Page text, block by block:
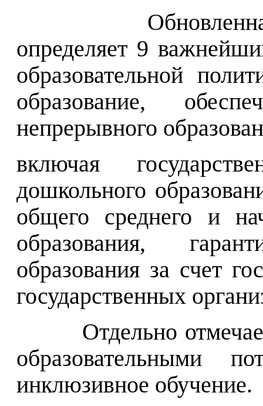
определяет 9
образовательной
образование,
непрерывного
включая
дошкольного
общего среднего и
образования,
образования за счет
государственных
Отдельно
образовательными
инклюзивное обучение.